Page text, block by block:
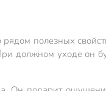
полезных
должном уходе он